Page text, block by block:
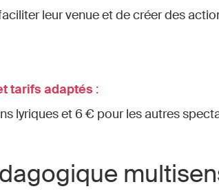
leur venue et de créer des
tarifs adaptés :
lyriques et 6 € pour les autres